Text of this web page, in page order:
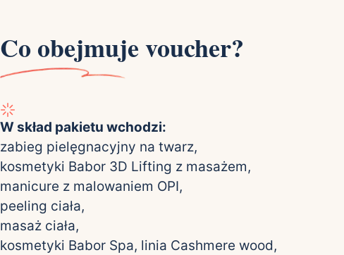
Co obejmuje voucher?
W skład pakietu wchodzi:
zabieg pielęgnacyjny na twarz,
kosmetyki Babor 3D Lifting z masażem,
manicure z malowaniem OPI,
peeling ciała,
masaż ciała,
kosmetyki Babor Spa, linia Cashmere wood,